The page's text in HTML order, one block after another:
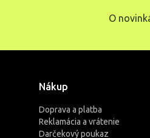
O
Nákup
Doprava a platba
Reklamácia a vrátenie
Darčekový poukaz